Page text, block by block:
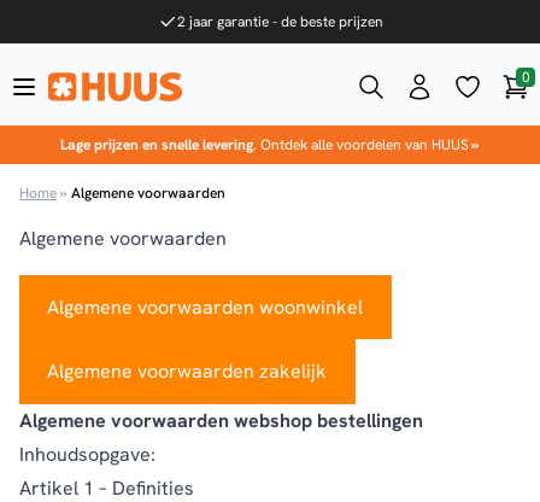
2 jaar garantie - de beste prijzen
0
Lage prijzen en snelle levering. Ontdek alle voordelen van HUUS»
Home» Algemene voorwaarden
Algemene voorwaarden
Algemene voorwaarden woonwinkel
Algemene voorwaarden zakelijk
Algemene voorwaarden webshop bestellingen
Inhoudsopgave:
Artikel 1 – Definities